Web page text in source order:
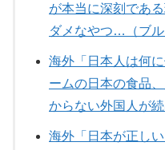
が本当に深刻であ
ダメなやつ…（ブル
海外「日本人は何
ームの日本の食品
からない外国人が続
海外「日本が正し